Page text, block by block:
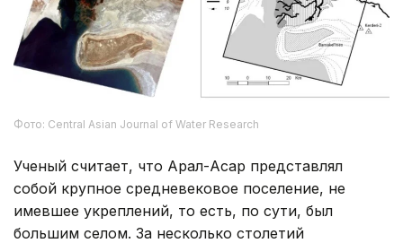
Фото: Central Asian Journal of Water Research
Ученый считает, что Арал-Асар представлял
собой крупное средневековое поселение, не
имевшее укреплений, то есть, по сути, был
большим селом. За несколько столетий